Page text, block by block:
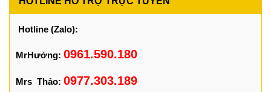
Hotline (Zalo):
MrHưởng: 0961.590.180
Mrs Thảo: 0977.303.189